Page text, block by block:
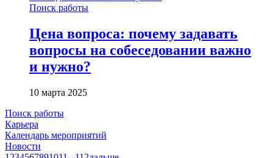
Поиск работы
Цена вопроса: почему задавать
вопросы на собеседовании важно
и нужно?
10 марта 2025
Поиск работы
Карьера
Календарь мероприятий
Новости